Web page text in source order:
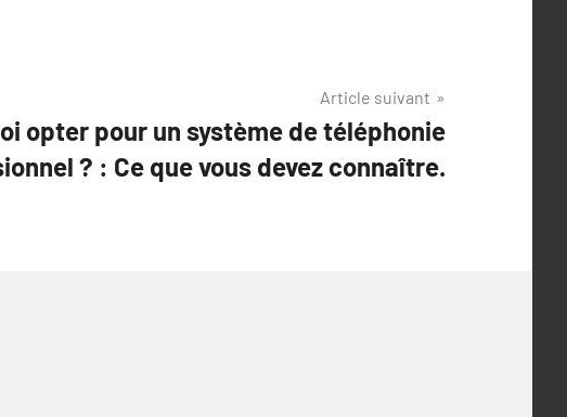
Article suivant
opter pour un système de téléphonie
? : Ce que vous devez connaître.